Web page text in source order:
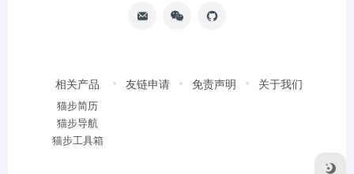
相关产品
猫步简历
猫步导航
猫步工具箱
友链申请 免责声明 关于我们